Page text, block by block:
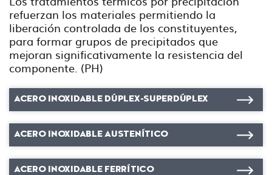
refuerzan los materiales permitiendo la
liberación controlada de los constituyentes,
para formar grupos de precipitados que
mejoran significativamente la resistencia del
componente. (PH)
ACERO INOXIDABLE DÚPLEX-SUPERDÚPLEX
ACERO INOXIDABLE AUSTENÍTICO
ACERO INOXIDABLE FERRÍTICO